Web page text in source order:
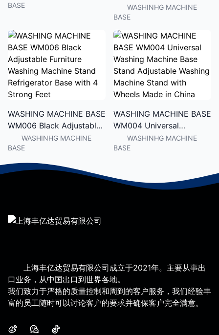
Stand Adjustable Washing
Wheels Made in China
BASE
Size Adjustable Washing
Machine Base for Dryer
Refrigerator Telescopic
Furniture Dolly Roller
WASHINHG MACHINE
BASE
WASHING MACHINE BASE
WM006 Black Adjustable
Furniture Washing
Machine Stand
Refrigerator Base with 4
Strong Feet
WASHINHG MACHINE
BASE
WASHING MACHINE BASE
WM004 Universal
Washing Machine Base
Stand Adjustable Washing
WASHINHG MACHINE
BASE
上海丰亿达贸易有限公司成立于2021年。主要从事出
口业务，从中国出口到世界各地。
我们致力于严格的质量控制和周到的客户服务，我们经验丰
富的员工随时可以讨论客户的要求并确保客户完全满意。
微博 微信 抖音